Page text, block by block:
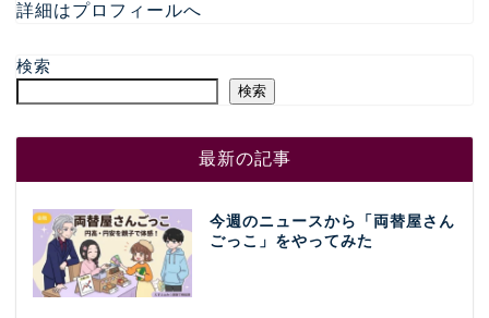
詳細はプロフィールへ
検索
検索
最新の記事
今週のニュースから「両替屋さん
ごっこ」をやってみた